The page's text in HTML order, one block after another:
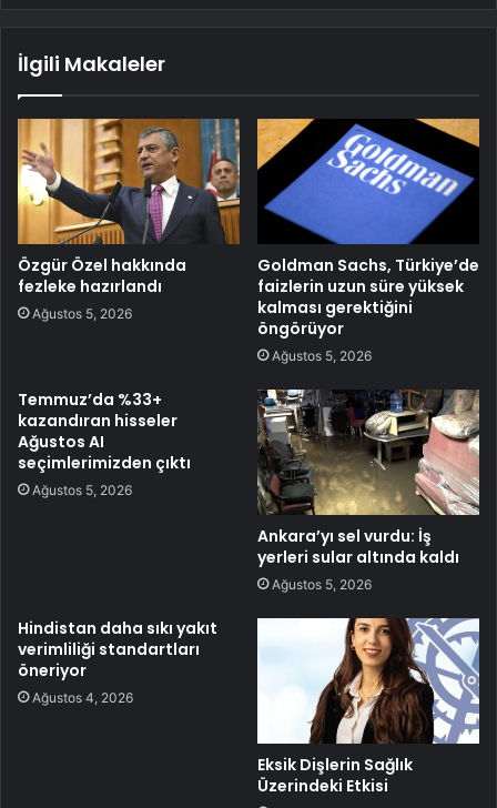
İlgili Makaleler
Özgür Özel hakkında
fezleke hazırlandı
Ağustos 5, 2026
Goldman Sachs, Türkiye’de
faizlerin uzun süre yüksek
kalması gerektiğini
öngörüyor
Ağustos 5, 2026
Temmuz’da %33+
kazandıran hisseler
Ağustos AI
seçimlerimizden çıktı
Ağustos 5, 2026
Ankara’yı sel vurdu: İş
yerleri sular altında kaldı
Ağustos 5, 2026
Hindistan daha sıkı yakıt
verimliliği standartları
öneriyor
Ağustos 4, 2026
Eksik Dişlerin Sağlık
Üzerindeki Etkisi